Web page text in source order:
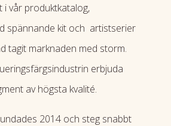
i vår produktkatalog,
spännande kit och artistserier
tagit marknaden med storm.
erbjuda
av högsta kvalité.
2014 och steg snabbt